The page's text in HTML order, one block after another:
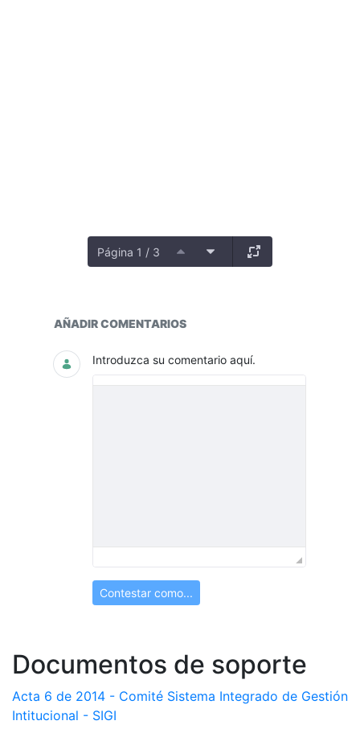
Página 1 / 3
Seguimiento y Avances
AÑADIR COMENTARIOS
Introduzca su comentario aquí.
Contestar como...
Documentos de soporte
Acta 6 de 2014 - Comité Sistema Integrado de Gestión
Intitucional - SIGI